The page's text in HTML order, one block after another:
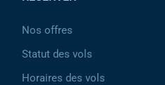
Nos offres
Statut des vols
Horaires des vols